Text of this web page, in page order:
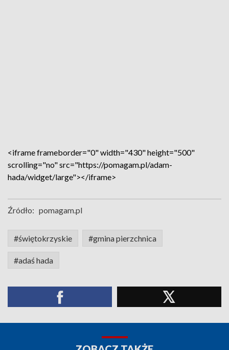
<iframe frameborder="0" width="430" height="500"
scrolling="no" src="https://pomagam.pl/adam-
hada/widget/large"></iframe>
Źródło: pomagam.pl
#świętokrzyskie #gmina pierzchnica
#adaś hada